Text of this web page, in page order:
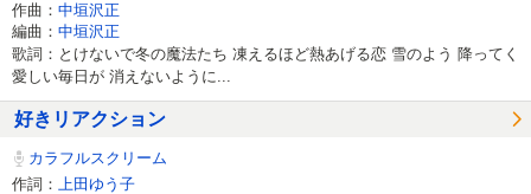
作曲： 中垣沢正
編曲： 中垣沢正
歌詞：とけないで冬の魔法たち 凍えるほど熱あげる恋 雪のよう 降ってく
愛しい毎日が 消えないように...
好きリアクション
カラフルスクリーム
作詞：
上田ゆう子